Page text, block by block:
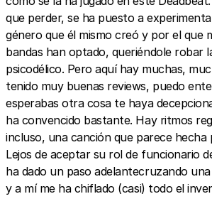
que perder, se ha puesto a
género que él mismo creó y por el que
bandas han optado, queriéndole robar
psicodélico. Pero aquí hay muchas,
tenido muy buenas reviews, puedo
esperabas otra cosa te haya
ha convencido bastante. Hay ritmos
incluso, una canción que parece hecha
Lejos de aceptar su rol de funcionario
ha dado un paso adelantecruzando
y a mí me ha chiflado (casi) todo el